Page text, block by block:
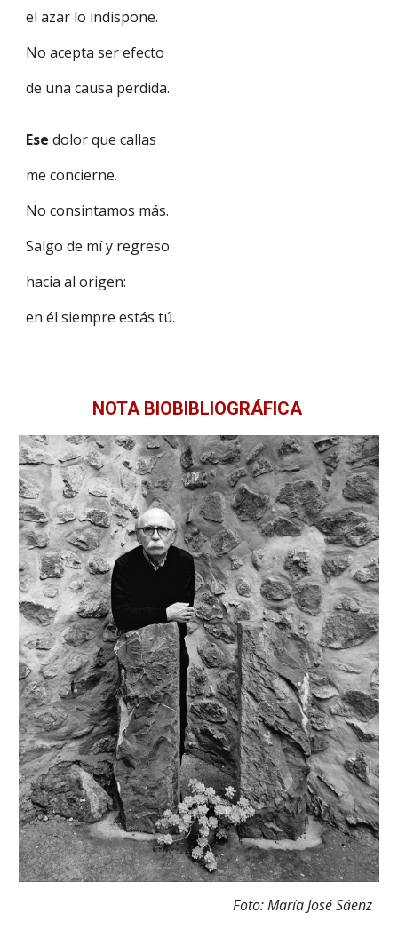
el azar lo indispone.
No acepta ser efecto
de una causa perdida.
Ese dolor que callas
me concierne.
No consintamos más.
Salgo de mí y regreso
hacia al origen:
en él siempre estás tú.
NOTA BIOBIBLIOGRÁFICA
Foto: María José Sáenz